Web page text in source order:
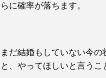
らに確率が落ちます。
まだ結婚もしていない今
と、やってほしいと言うこ